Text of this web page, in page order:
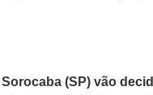
(SP) vão